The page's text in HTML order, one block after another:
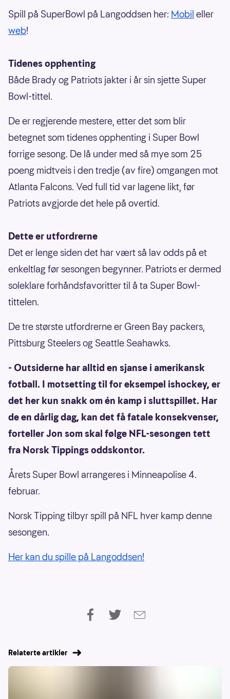
Spill på SuperBowl på Langoddsen her: Mobil eller
web!
Tidenes opphenting
Både Brady og Patriots jakter i år sin sjette Super
Bowl-tittel.
De er regjerende mestere, etter det som blir
betegnet som tidenes opphenting i Super Bowl
forrige sesong. De lå under med så mye som 25
poeng midtveis i den tredje (av fire) omgangen mot
Atlanta Falcons. Ved full tid var lagene likt, før
Patriots avgjorde det hele på overtid.
Dette er utfordrerne
Det er lenge siden det har vært så lav odds på et
enkeltlag før sesongen begynner. Patriots er dermed
soleklare forhåndsfavoritter til å ta Super Bowl-
tittelen.
De tre største utfordrerne er Green Bay packers,
Pittsburg Steelers og Seattle Seahawks.
- Outsiderne har alltid en sjanse i amerikansk
fotball. I motsetting til for eksempel ishockey, er
det her kun snakk om én kamp i sluttspillet. Har
de en dårlig dag, kan det få fatale konsekvenser,
forteller Jon som skal følge NFL-sesongen tett
fra Norsk Tippings oddskontor.
Årets Super Bowl arrangeres i Minneapolise 4.
februar.
Norsk Tipping tilbyr spill på NFL hver kamp denne
sesongen.
Her kan du spille på Langoddsen!
Relaterte artikler